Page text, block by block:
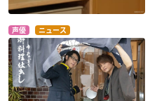
声優 ニュース